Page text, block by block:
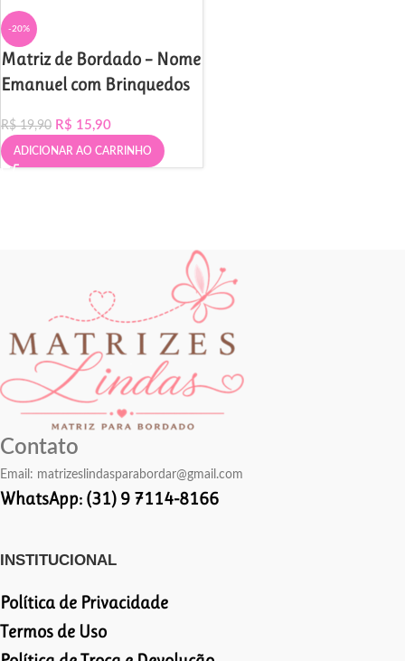
-20%
Matriz de Bordado – Nome
Emanuel com Brinquedos
R$19,90 R$ 15,90
ADICIONAR AO CARRINHO
Contato
Email: matrizeslindasparabordar@gmail.com
WhatsApp: (31) 9 7114-8166
INSTITUCIONAL
Política de Privacidade
Termos de Uso